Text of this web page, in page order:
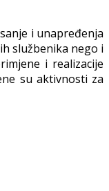
i unapređenja
službenika nego i
i realizacije
su aktivnosti za